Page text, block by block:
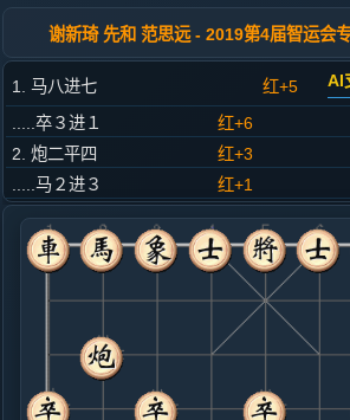
谢新琦 先和 范思远 - 2019第4届智运会
1. 马八进七 红+5 AI
.....卒３进１
红+6
2. 炮二平四
红+3
.....马２进３
红+1
3. 马二进三
红+0
.....马８进９
红+1
4. 车一平二
红+1
.....车９平８
红+0
5. 相七进五
红+0
.....砲８平７
6. 车二进九
黑+1